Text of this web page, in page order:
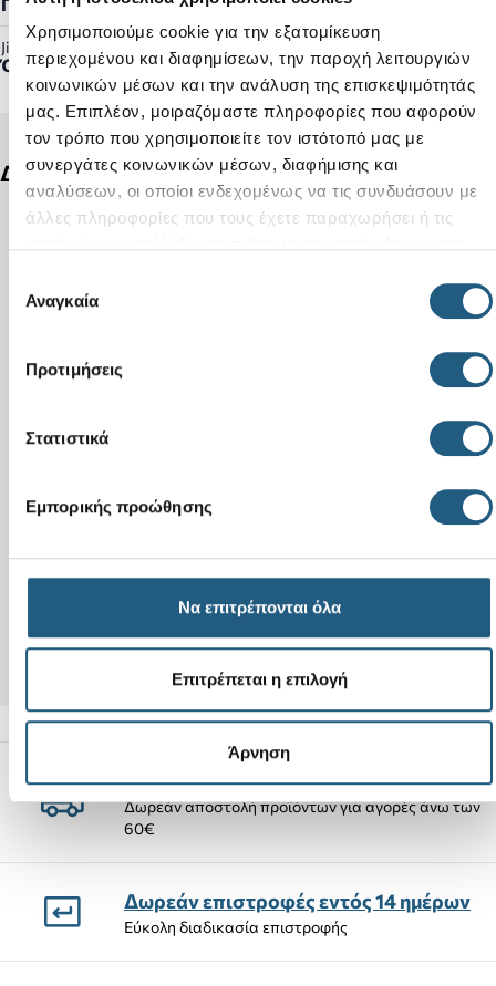
Χρησιμοποιούμε cookie για την εξατομίκευση
περιεχομένου και διαφημίσεων, την παροχή λειτουργιών
κοινωνικών μέσων και την ανάλυση της επισκεψιμότητάς
μας. Επιπλέον, μοιραζόμαστε πληροφορίες που αφορούν
τον τρόπο που χρησιμοποιείτε τον ιστότοπό μας με
συνεργάτες κοινωνικών μέσων, διαφήμισης και
αναλύσεων, οι οποίοι ενδεχομένως να τις συνδυάσουν με
άλλες πληροφορίες που τους έχετε παραχωρήσει ή τις
συγκατάθεσης
Αναγκαία
Προτιμήσεις
Στατιστικά
Εμπορικής προώθησης
Να επιτρέπονται όλα
Επιτρέπεται η επιλογή
Άρνηση
Jibbitz™ Ready:
Όχι
Δείτε ακόμη
Νέο
Haribo Goldbears
Αποστολές Προϊόντων
Δωρεάν αποστολή προϊόντων για αγορές άνω των
60€
Δωρεάν επιστροφές εντός 14 ημέρων
Εύκολη διαδικασία επιστροφής